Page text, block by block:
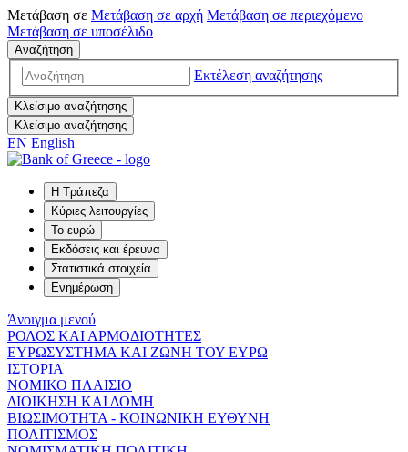
Μετάβαση σε Μετάβαση σε αρχή Μετάβαση σε περιεχόμενο
Μετάβαση σε υποσέλιδο
Αναζήτηση
Εκτέλεση αναζήτησης
Κλείσιμο αναζήτησης
Κλείσιμο αναζήτησης
EN English
Η Τράπεζα
Κύριες λειτουργίες
Το ευρώ
Εκδόσεις και έρευνα
Στατιστικά στοιχεία
Ενημέρωση
Άνοιγμα μενού
ΡΟΛΟΣ ΚΑΙ ΑΡΜΟΔΙΟΤΗΤΕΣ
ΕΥΡΩΣΥΣΤΗΜΑ ΚΑΙ ΖΩΝΗ ΤΟΥ ΕΥΡΩ
ΙΣΤΟΡΙΑ
ΝΟΜΙΚΟ ΠΛΑΙΣΙΟ
ΔΙΟΙΚΗΣΗ ΚΑΙ ΔΟΜΗ
ΒΙΩΣΙΜΟΤΗΤΑ - ΚΟΙΝΩΝΙΚΗ ΕΥΘΥΝΗ
ΠΟΛΙΤΙΣΜΟΣ